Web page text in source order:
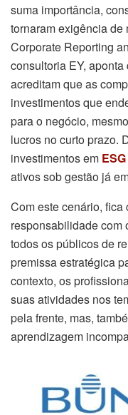
suma importância,
tornaram exigência
Corporate Reporting
consultoria EY,
acreditam que as
investimentos que
para o negócio,
lucros no curto prazo.
investimentos em ESG
ativos sob gestão já
Com este cenário,
responsabilidade com
todos os públicos de
premissa estratégica
contexto, os
suas atividades nos
pela frente, mas,
aprendizagem